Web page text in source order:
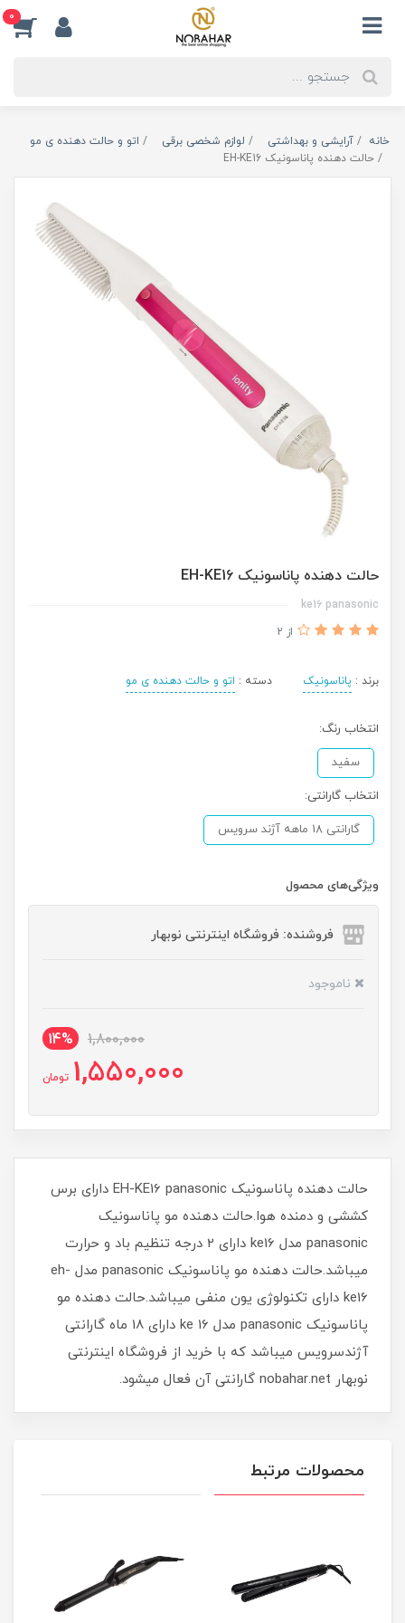
0
خانه آرایشی و بهداشتی لوازم شخصی برقی
اتو و حالت دهنده ی مو
حالت دهنده پاناسونیک EH-KE16
حالت دهنده پاناسونیک EH-KE16
ke16 panasonic
از 2
برند : پاناسونیک دسته : اتو و حالت دهنده ی مو
انتخاب رنگ:
سفید
انتخاب گارانتی:
گارانتی 18 ماهه آژند سرویس
ویژگی‌های محصول
فروشنده: فروشگاه اینترنتی نوبهار
ناموجود
1,800,000
14%
1,550,000 تومان
حالت دهنده پاناسونیک EH-KE16 panasonic دارای برس
کششی و دمنده هوا.حالت دهنده مو پاناسونیک
panasonic مدل ke16 دارای 2 درجه تنظیم باد و حرارت
میباشد.حالت دهنده مو پاناسونیک panasonic مدل eh-
ke16 دارای تکنولوژی یون منفی میباشد.حالت دهنده مو
پاناسونیک panasonic مدل ke 16 دارای 18 ماه گارانتی
آژندسرویس میباشد که با خرید از فروشگاه اینترنتی
نوبهار nobahar.net گارانتی آن فعال میشود.
محصولات مرتبط